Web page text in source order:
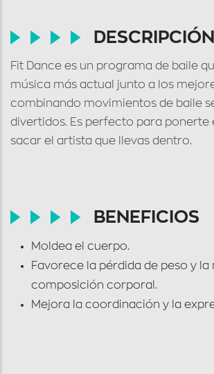
DESCRIPCIÓN
Fit Dance es un programa de baile
música más actual junto a los
combinando movimientos de baile
divertidos. Es perfecto para ponerte
sacar el artista que llevas dentro.
BENEFICIOS
Moldea el cuerpo.
Favorece la pérdida de peso y la
composición corporal.
Mejora la coordinación y la